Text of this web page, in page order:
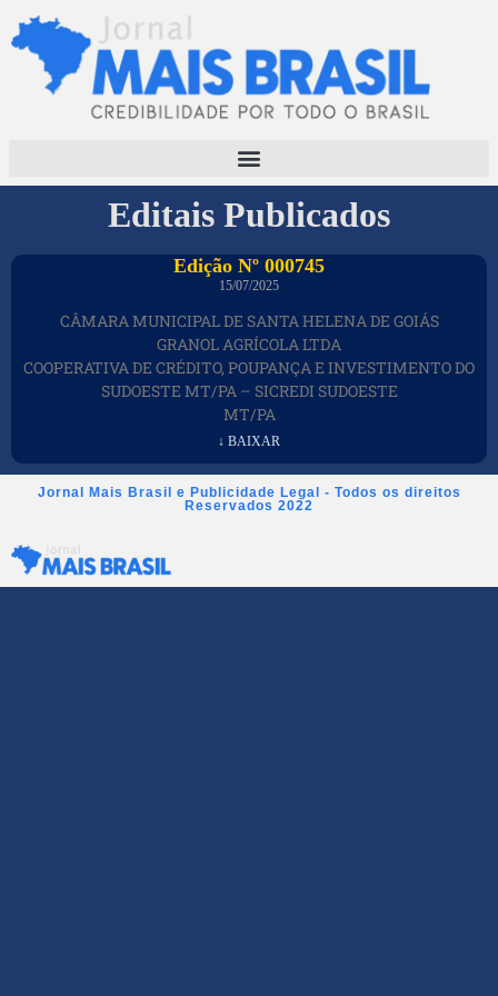
Editais Publicados
Edição Nº 000745
15/07/2025
CÂMARA MUNICIPAL DE SANTA HELENA DE GOIÁS
GRANOL AGRÍCOLA LTDA
COOPERATIVA DE CRÉDITO, POUPANÇA E INVESTIMENTO DO
SUDOESTE MT/PA – SICREDI SUDOESTE
MT/PA
↓ BAIXAR
Jornal Mais Brasil e Publicidade Legal - Todos os direitos
Reservados 2022